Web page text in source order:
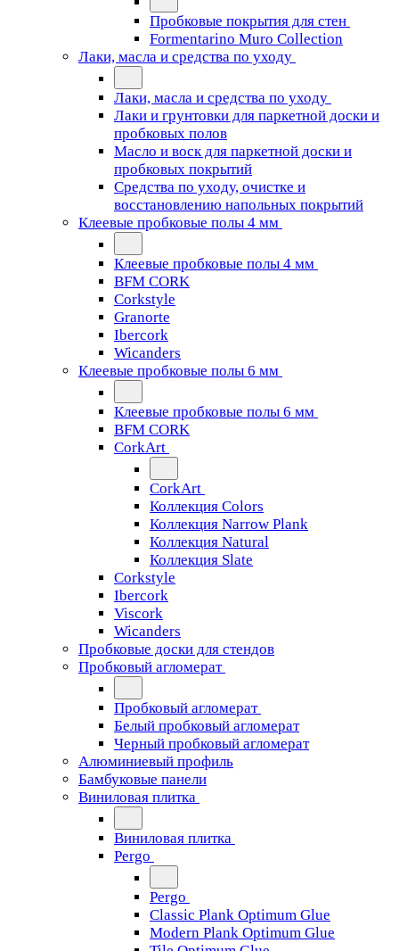
Пробковые покрытия для стен
Formentarino Muro Collection
Лаки, масла и средства по уходу
Лаки, масла и средства по уходу
Лаки и грунтовки для паркетной доски и
пробковых полов
Масло и воск для паркетной доски и
пробковых покрытий
Средства по уходу, очистке и
восстановлению напольных покрытий
Клеевые пробковые полы 4 мм
Клеевые пробковые полы 4 мм
BFM CORK
Corkstyle
Granorte
Ibercork
Wicanders
Клеевые пробковые полы 6 мм
Клеевые пробковые полы 6 мм
BFM CORK
CorkArt
CorkArt
Коллекция Colors
Коллекция Narrow Plank
Коллекция Natural
Коллекция Slate
Corkstyle
Ibercork
Viscork
Wicanders
Пробковые доски для стендов
Пробковый агломерат
Пробковый агломерат
Белый пробковый агломерат
Черный пробковый агломерат
Алюминиевый профиль
Бамбуковые панели
Виниловая плитка
Виниловая плитка
Pergo
Pergo
Classic Plank Optimum Glue
Modern Plank Optimum Glue